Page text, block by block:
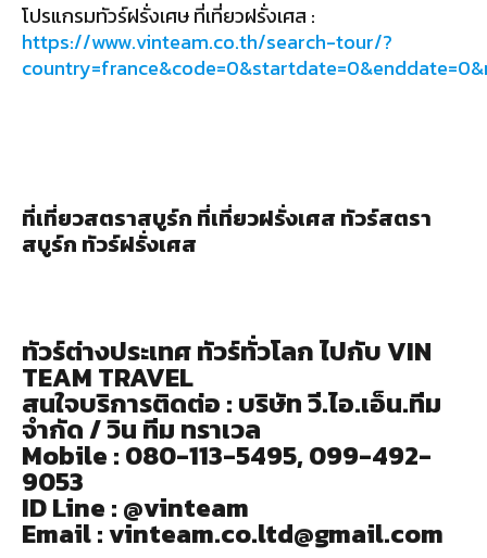
โปรแกรมทัวร์ฝรั่งเศษ ที่เที่ยวฝรั่งเศส :
https://www.vinteam.co.th/search-tour/?
ที่เที่ยวสตราสบูร์ก ที่เที่ยวฝรั่งเศส ทัวร์สตรา
สบูร์ก ทัวร์ฝรั่งเศส
ทัวร์ต่างประเทศ ทัวร์ทั่วโลก ไปกับ VIN
TEAM TRAVEL
สนใจบริการติดต่อ : บริษัท วี.ไอ.เอ็น.ทีม
จำกัด / วิน ทีม ทราเวล
Mobile : 080-113-5495, 099-492-
9053
ID Line : @vinteam
Email : vinteam.co.ltd@gmail.com